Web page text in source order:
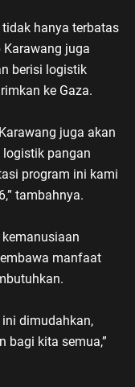
hanya terbatas
juga
berisi logistik
ke Gaza.
juga akan
pangan
program ini kami
tambahnya.
manfaat
dimudahkan,
bagi kita semua,”